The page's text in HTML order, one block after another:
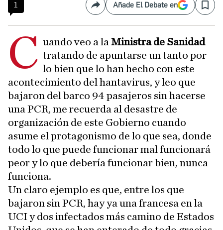
1 CompartirAñade El Debate en Save
C uando veo a laMinistra de Sanidad
tratando de apuntarse un tanto por
lo bien que lo han hecho con este
acontecimiento del hantavirus, y leo que
bajaron del barco 94 pasajeros sin hacerse
una PCR, me recuerda al desastre de
organización de este Gobierno cuando
asume el protagonismo de lo que sea, donde
todo lo que puede funcionar mal funcionará
peor y lo que debería funcionar bien, nunca
funciona.
Un claro ejemplo es que, entre los que
bajaron sin PCR, hay ya una francesa en la
UCI y dos infectados más camino de Estados